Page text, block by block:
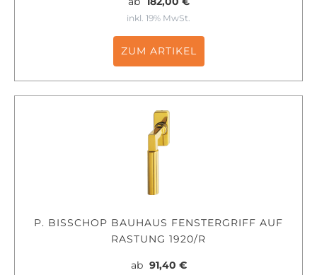
inkl. 19% MwSt.
ZUM ARTIKEL
P. BISSCHOP BAUHAUS FENSTERGRIFF AUF
RASTUNG 1920/R
ab 91,40 €